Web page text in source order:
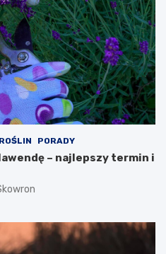
PORADY
– najlepszy termin i